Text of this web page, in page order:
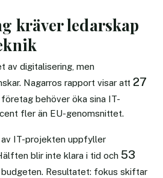
kräver ledarskap
av digitalisering, men
Nagarros rapport visar att 27
behöver öka sina IT-
fler än EU-genomsnittet.
av IT-projekten uppfyller
blir inte klara i tid och 53
Resultatet: fokus skiftar